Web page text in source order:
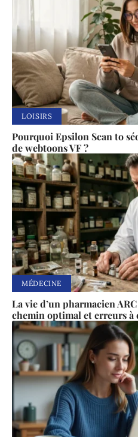
LOISIRS
Pourquoi Epsilon Scan to
de webtoons VF ?
MÉDECINE
La vie d’un pharmacien
chemin optimal et erreurs à